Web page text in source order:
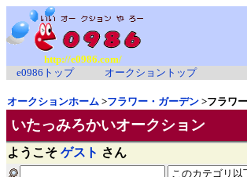
http://e0986.com/
e0986トップ
オークショントップ
オークションホーム >フラワー・ガーデン >フラワー
いたっみろかいオークション
ようこそ ゲスト さん